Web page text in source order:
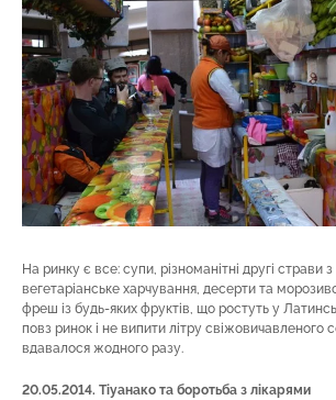
На ринку є все: супи, різноманітні другі страви
вегетаріанське харчування, десерти та
фреш із будь-яких фруктів, що ростуть у
повз ринок і не випити літру свіжовичавленого
вдавалося жодного разу.
20.05.2014. Тіуанако та боротьба з лікарями